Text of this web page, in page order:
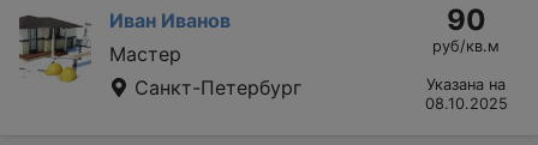
Иван Иванов
Мастер
Санкт-Петербург
90
руб/кв.м
Указана на
08.10.2025